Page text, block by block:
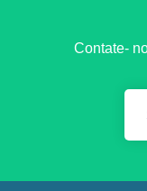
Contate-